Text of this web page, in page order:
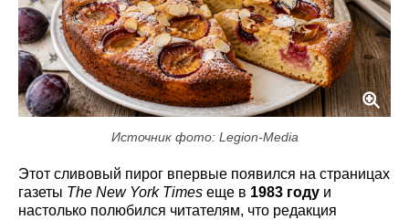
Источник фото: Legion-Media
Этот сливовый пирог впервые появился на страницах
газеты The New York Times еще в 1983 году и
настолько полюбился читателям, что редакция